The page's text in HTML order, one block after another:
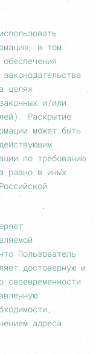
в том
целях
и/или
Раскрытие
может быть
по требованию
равно в иных
Пользователь
достоверную и
своевременности
адреса